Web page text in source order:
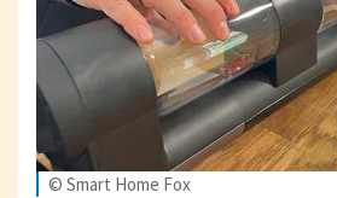
© Smart Home Fox